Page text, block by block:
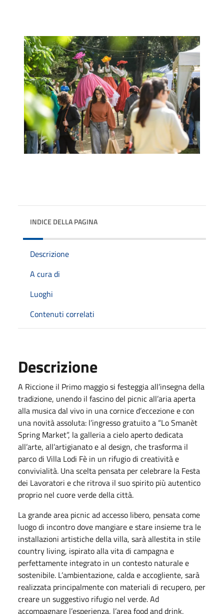
INDICE DELLA PAGINA
Descrizione
A cura di
Luoghi
Contenuti correlati
Descrizione
A Riccione il Primo maggio si festeggia all’insegna della
tradizione, unendo il fascino del picnic all’aria aperta
alla musica dal vivo in una cornice d’eccezione e con
una novità assoluta: l’ingresso gratuito a “Lo Smanèt
Spring Market”, la galleria a cielo aperto dedicata
all’arte, all’artigianato e al design, che trasforma il
parco di Villa Lodi Fè in un rifugio di creatività e
convivialità. Una scelta pensata per celebrare la Festa
dei Lavoratori e che ritrova il suo spirito più autentico
proprio nel cuore verde della città.
La grande area picnic ad accesso libero, pensata come
luogo di incontro dove mangiare e stare insieme tra le
installazioni artistiche della villa, sarà allestita in stile
country living, ispirato alla vita di campagna e
perfettamente integrato in un contesto naturale e
sostenibile. L’ambientazione, calda e accogliente, sarà
realizzata principalmente con materiali di recupero, per
creare un suggestivo rifugio nel verde. Ad
accompagnare l’esperienza, l’area food and drink,